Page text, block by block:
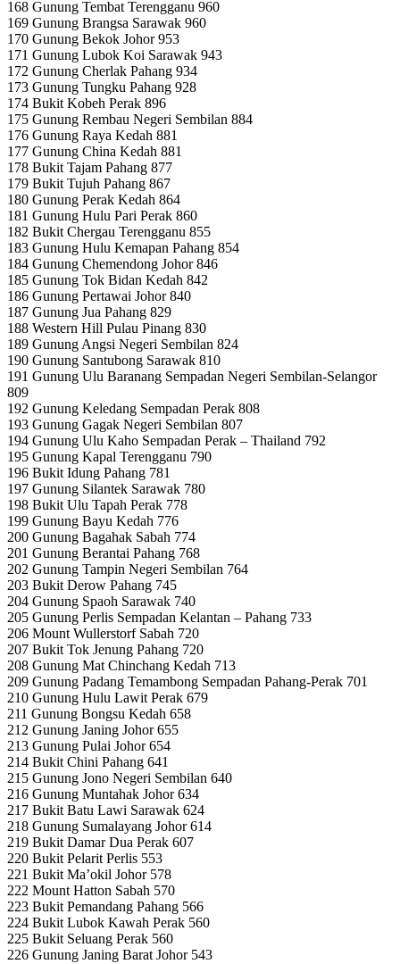
168 Gunung Tembat Terengganu 960
169 Gunung Brangsa Sarawak 960
170 Gunung Bekok Johor 953
171 Gunung Lubok Koi Sarawak 943
172 Gunung Cherlak Pahang 934
173 Gunung Tungku Pahang 928
174 Bukit Kobeh Perak 896
175 Gunung Rembau Negeri Sembilan 884
176 Gunung Raya Kedah 881
177 Gunung China Kedah 881
178 Bukit Tajam Pahang 877
179 Bukit Tujuh Pahang 867
180 Gunung Perak Kedah 864
181 Gunung Hulu Pari Perak 860
182 Bukit Chergau Terengganu 855
183 Gunung Hulu Kemapan Pahang 854
184 Gunung Chemendong Johor 846
185 Gunung Tok Bidan Kedah 842
186 Gunung Pertawai Johor 840
187 Gunung Jua Pahang 829
188 Western Hill Pulau Pinang 830
189 Gunung Angsi Negeri Sembilan 824
190 Gunung Santubong Sarawak 810
191 Gunung Ulu Baranang Sempadan Negeri Sembilan-Selangor
809
192 Gunung Keledang Sempadan Perak 808
193 Gunung Gagak Negeri Sembilan 807
194 Gunung Ulu Kaho Sempadan Perak – Thailand 792
195 Gunung Kapal Terengganu 790
196 Bukit Idung Pahang 781
197 Gunung Silantek Sarawak 780
198 Bukit Ulu Tapah Perak 778
199 Gunung Bayu Kedah 776
200 Gunung Bagahak Sabah 774
201 Gunung Berantai Pahang 768
202 Gunung Tampin Negeri Sembilan 764
203 Bukit Derow Pahang 745
204 Gunung Spaoh Sarawak 740
205 Gunung Perlis Sempadan Kelantan – Pahang 733
206 Mount Wullerstorf Sabah 720
207 Bukit Tok Jenung Pahang 720
208 Gunung Mat Chinchang Kedah 713
209 Gunung Padang Temambong Sempadan Pahang-Perak 701
210 Gunung Hulu Lawit Perak 679
211 Gunung Bongsu Kedah 658
212 Gunung Janing Johor 655
213 Gunung Pulai Johor 654
214 Bukit Chini Pahang 641
215 Gunung Jono Negeri Sembilan 640
216 Gunung Muntahak Johor 634
217 Bukit Batu Lawi Sarawak 624
218 Gunung Sumalayang Johor 614
219 Bukit Damar Dua Perak 607
220 Bukit Pelarit Perlis 553
221 Bukit Ma’okil Johor 578
222 Mount Hatton Sabah 570
223 Bukit Pemandang Pahang 566
224 Bukit Lubok Kawah Perak 560
225 Bukit Seluang Perak 560
226 Gunung Janing Barat Johor 543